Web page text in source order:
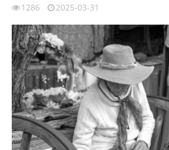
1286 2025-03-31